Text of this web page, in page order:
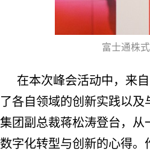
富士通株
在本次峰会活动中，来
了各自领域的创新实践以
集团副总裁蒋松涛登台，
数字化转型与创新的心得